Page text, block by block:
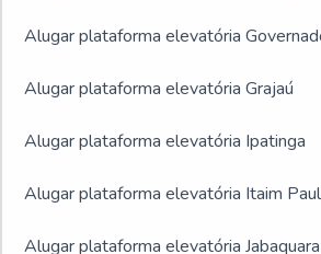
Alugar plataforma elevatória
Alugar plataforma elevatória Grajaú
Alugar plataforma elevatória Ipatinga
Alugar plataforma elevatória Itaim
Alugar plataforma elevatória Jabaquara